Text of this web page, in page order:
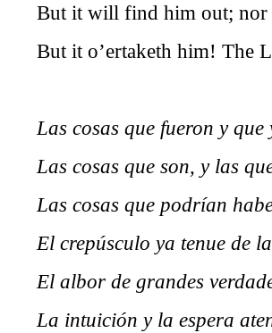
But it will find him out;
But it o’ertaketh him! The
Las cosas que fueron y que
Las cosas que son, y las
Las cosas que podrían
El crepúsculo ya tenue de
El albor de grandes
La intuición y la espera